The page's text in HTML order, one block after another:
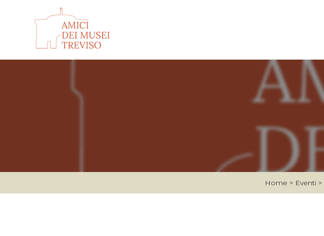
Home > Eventi>